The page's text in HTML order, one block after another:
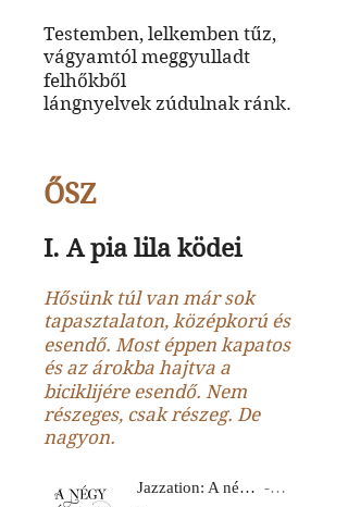
Testemben, lelkemben tűz,
vágyamtól meggyulladt
felhőkből
lángnyelvek zúdulnak ránk.
ŐSZ
I. A pia lila ködei
Hősünk túl van már sok
tapasztalaton, középkorú és
esendő. Most éppen kapatos
és az árokba hajtva a
biciklijére esendő. Nem
részeges, csak részeg. De
nagyon.
Jazzation: A négy évszak Ősz 1